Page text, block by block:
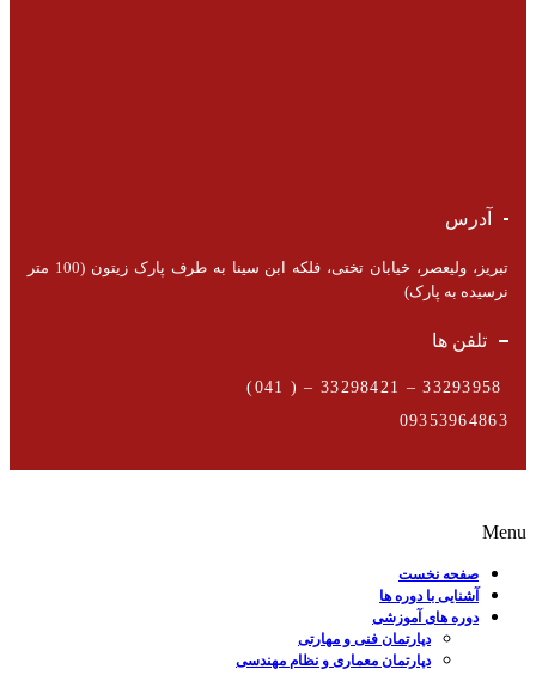
آدرس
تبریز، ولیعصر، خیابان تختی، فلکه ابن سینا به طرف پارک زیتون (100 متر
نرسیده به پارک)
تلفن ها
09353964863
Menu
صفحه نخست
آشنایی با دوره ها
دوره های آموزشی
دپارتمان فنی و مهارتی
دپارتمان معماری و نظام مهندسی